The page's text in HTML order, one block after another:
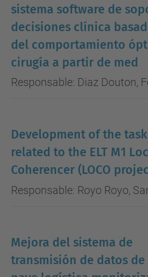
sistema software de
decisiones clínica
del comportamiento
cirugía a partir de med
Responsable: Diaz Douton,
Development of the
related to the ELT M1
Coherencer (LOCO
Responsable: Royo Royo,
Mejora del sistema de
transmisión de datos de